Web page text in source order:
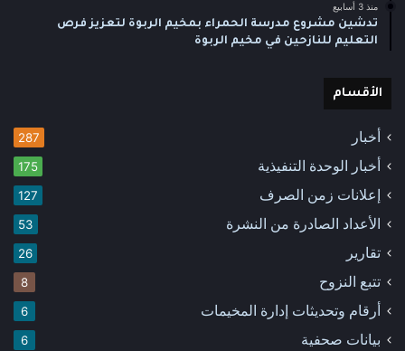
منذ 3 أسابيع
تدشين مشروع مدرسة الحمراء بمخيم الربوة لتعزيز فرص
التعليم للنازحين في مخيم الربوة
الأقسام
أخبار 287
أخبار الوحدة التنفيذية 175
إعلانات زمن الصرف 127
الأعداد الصادرة من النشرة 53
تقارير 26
تتبع النزوح 8
أرقام وتحديثات إدارة المخيمات 6
بيانات صحفية 6